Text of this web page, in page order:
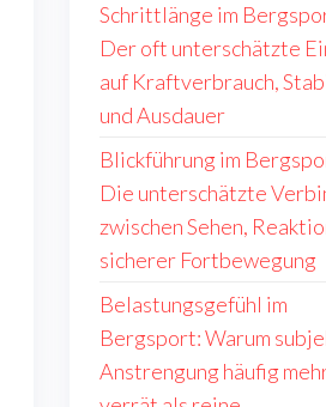
Schrittlänge im
Der oft unterschätzte
auf Kraftverbrauch,
und Ausdauer
Blickführung im
Die unterschätzte
zwischen Sehen,
sicherer Fortbewegung
Belastungsgefühl im
Bergsport: Warum
Anstrengung häufig